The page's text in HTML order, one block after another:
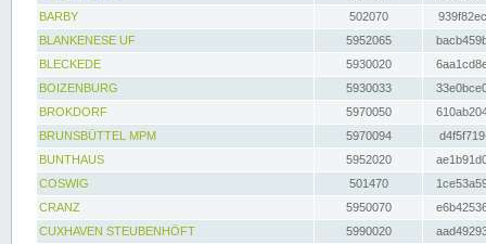
BARBY
502070
BLANKENESE UF
5952065
BLECKEDE
5930020
BOIZENBURG
5930033
BROKDORF
5970050
BRUNSBÜTTEL MPM
5970094
BUNTHAUS
5952020
COSWIG
501470
CRANZ
5950070
CUXHAVEN STEUBENHÖFT
5990020